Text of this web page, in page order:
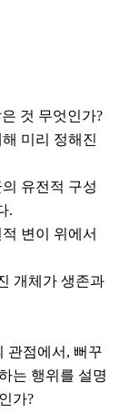
것 무엇인가?
미리 정해진
유전적 구성
.
변이 위에서
개체가 생존과
관점에서, 뻐꾸
는 행위를 설명
가?